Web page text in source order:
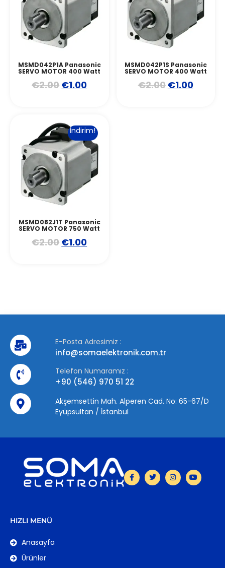
MSMD042P1A Panasonic
SERVO MOTOR 400 Watt
€2.00 €1.00
MSMD042P1S Panasonic
SERVO MOTOR 400 Watt
€2.00 €1.00
İndirim!
MSMD082J1T Panasonic
SERVO MOTOR 750 Watt
€2.00 €1.00
E-Posta Adresimiz :
info@somaelektronik.com.tr
Telefon Numaramız :
+90 (546) 970 51 22
Akşemsettin Mah. Alperen Cad. No: 65-67/D
Eyüpsultan / İstanbul
HIZLI MENÜ
Anasayfa
Ürünler